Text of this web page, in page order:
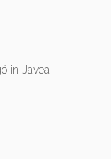
in Javea